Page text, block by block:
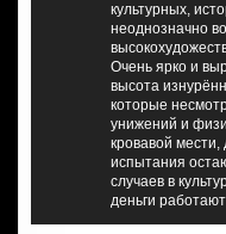
культурных,
неоднозначно
Очень ярко и
высота
которые
унижений и
кровавой мести,
испытания
случаев в
деньги